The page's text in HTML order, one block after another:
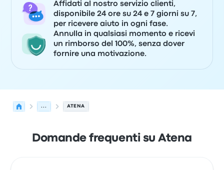
Affidati al nostro servizio clienti,
disponibile 24 ore su 24 e 7 giorni su 7,
per ricevere aiuto in ogni fase.
Annulla in qualsiasi momento e ricevi
un rimborso del 100%, senza dover
fornire una motivazione.
... ATENA
Domande frequenti su Atena